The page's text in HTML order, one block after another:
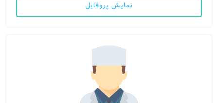
نمایش پروفایل